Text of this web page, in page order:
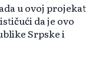
u ovoj projekat
da je ovo
Srpske i